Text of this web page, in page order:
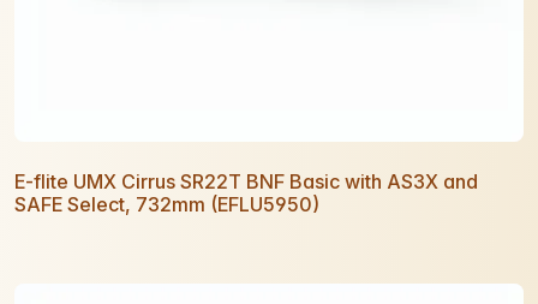
E-flite UMX Cirrus SR22T BNF Basic with AS3X and
SAFE Select, 732mm (EFLU5950)